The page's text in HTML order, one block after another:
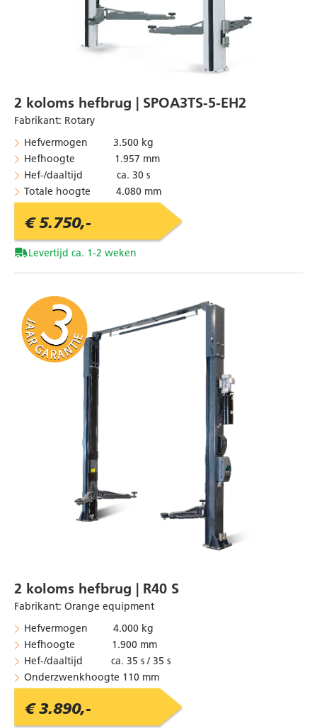
2 koloms hefbrug | SPOA3TS-5-EH2
Fabrikant: Rotary
Hefvermogen 3.500 kg
Hefhoogte 1.957 mm
Hef-/daaltijd ca. 30 s
Totale hoogte 4.080 mm
€ 5.750,-
Levertijd ca. 1-2 weken
2 koloms hefbrug | R40 S
Fabrikant: Orange equipment
Hefvermogen 4.000 kg
Hefhoogte 1.900 mm
Hef-/daaltijd ca. 35 s / 35 s
Onderzwenkhoogte 110 mm
€ 3.890,-